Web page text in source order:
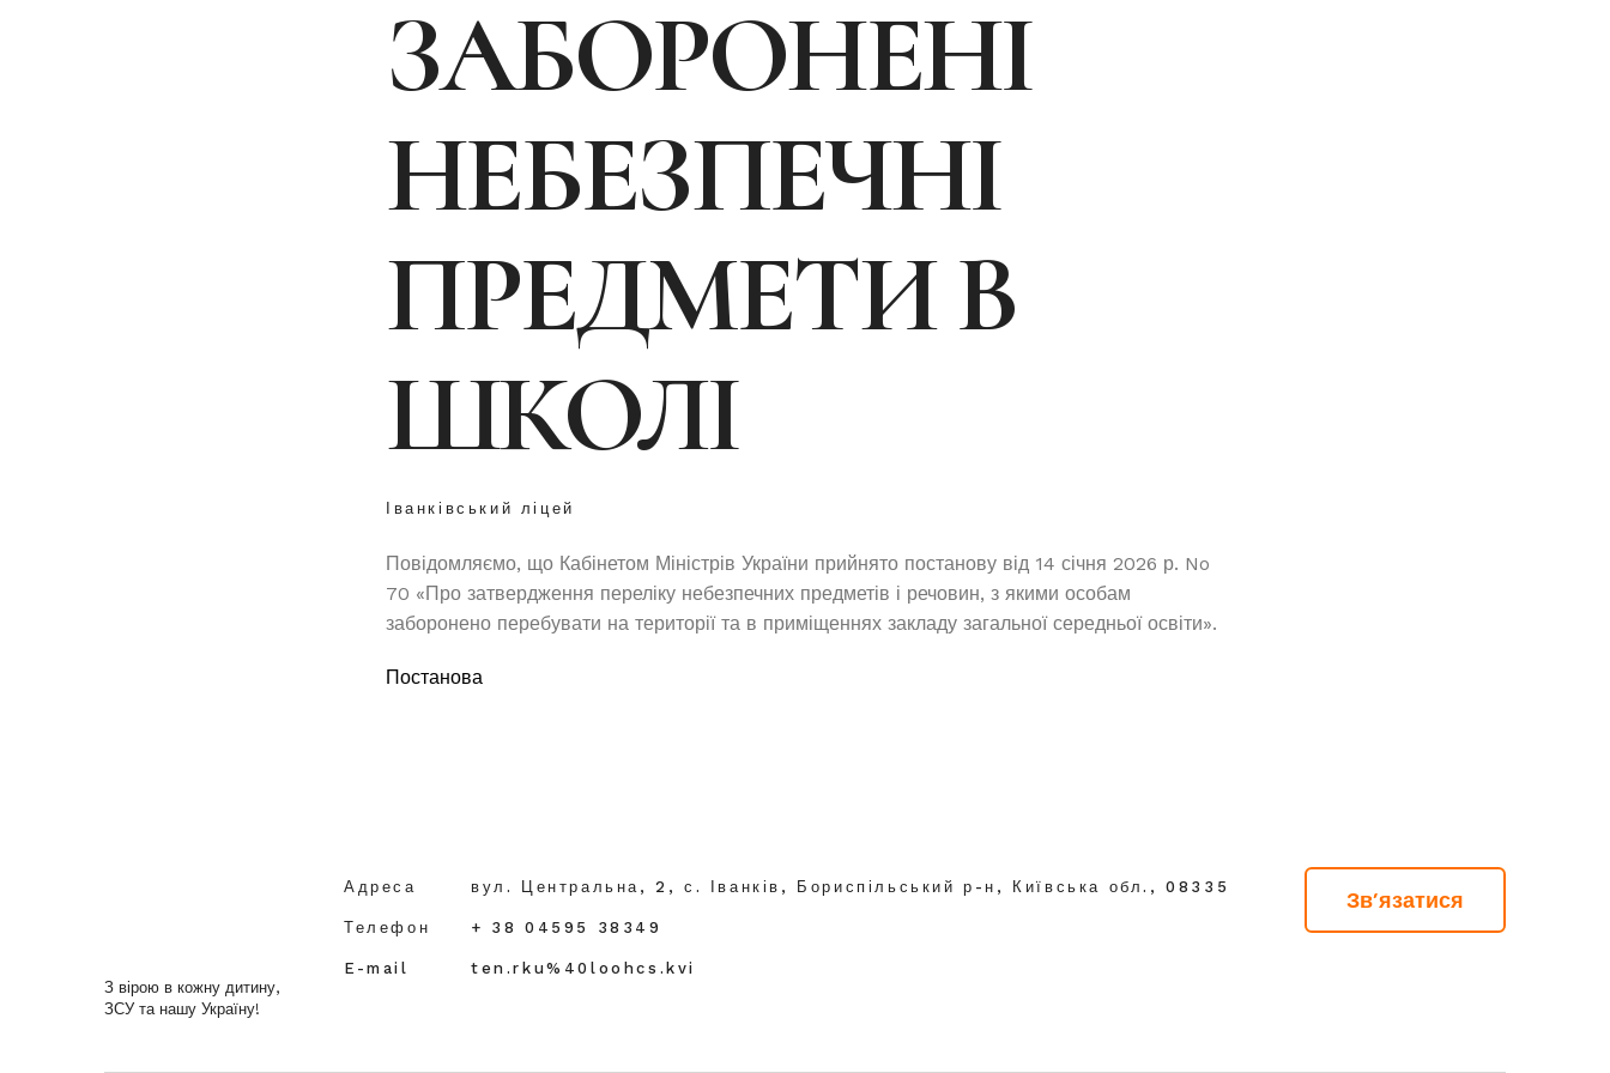
ЗАБОРОНЕНІ
НЕБЕЗПЕЧНІ
ПРЕДМЕТИ В
ШКОЛІ
Іванківський ліцей
Повідомляємо, що Кабінетом Міністрів України прийнято постанову від 14 січня 2026 р. No
70 «Про затвердження переліку небезпечних предметів і речовин, з якими особам
заборонено перебувати на території та в приміщеннях закладу загальної середньої освіти».
Постанова
З вірою в кожну дитину,
ЗСУ та нашу Україну!
Адреса вул. Центральна, 2, с. Іванків, Бориспільський р-н, Київська обл., 08335
Телефон + 38 04595 38349
E-mail ten.rku%40loohcs.kvi
Зв'язатися